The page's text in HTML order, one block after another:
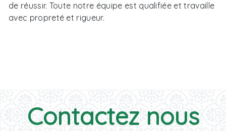
de réussir. Toute notre équipe est qualifiée et travaille
avec propreté et rigueur.
Contactez nous